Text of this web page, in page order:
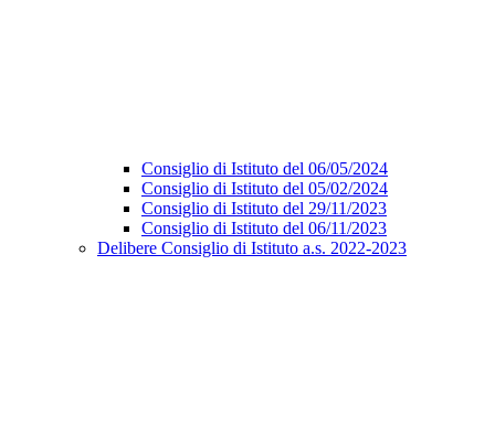
Consiglio di Istituto del 06/05/2024
Consiglio di Istituto del 05/02/2024
Consiglio di Istituto del 29/11/2023
Consiglio di Istituto del 06/11/2023
Delibere Consiglio di Istituto a.s. 2022-2023